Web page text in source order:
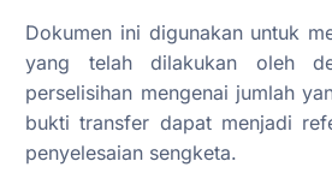
Dokumen ini digunakan untuk
yang telah dilakukan oleh
perselisihan mengenai jumlah
bukti transfer dapat menjadi
penyelesaian sengketa.